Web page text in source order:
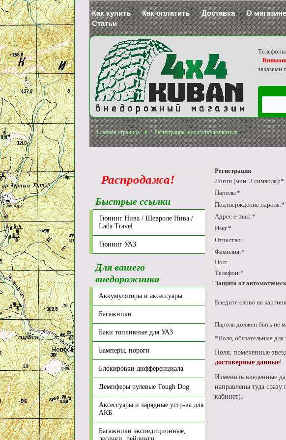
Как купить Как оплатить Доставка О
Статьи
заказами
Главная страница Регистрация нового пользователя
Регистрация
Логин (мин. 3 символа):*
Пароль:*
Подтверждение пароля:*
Адрес e-mail:*
Имя:*
Отчество:
Фамилия:*
Пол:
Телефон:*
Защита от
Введите слово на
Пароль должен быть не
*Поля, обязательные для
Поля, помеченные
достоверные данные!
Изменить введенные
направлены туда
кабинет).
Распродажа!
Быстрые ссылки
Тюнинг Нива / Шевроле Нива /
Lada Travel
Тюнинг УАЗ
Для вашего
внедорожника
Аккумуляторы и аксессуары
Багажники
Баки топливные для УАЗ
Бамперы, пороги
Блокировки дифференциала
Демпферы рулевые Tough Dog
Аксессуары и зарядные устр-ва для
АКБ
Багажники экспедиционные,